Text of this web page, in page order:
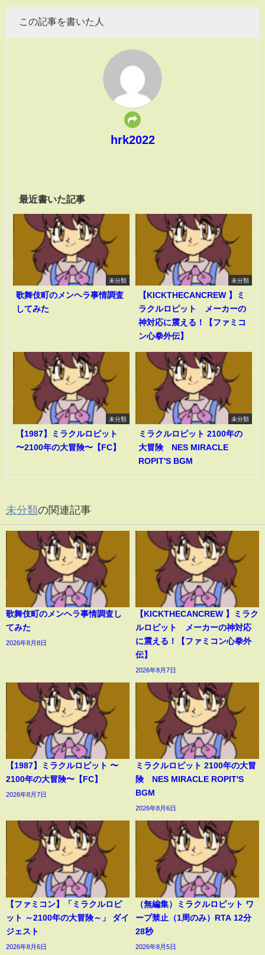
この記事を書いた人
hrk2022
最近書いた記事
未分類
歌舞伎町のメンヘラ事情調査
してみた
未分類
【KICKTHECANCREW 】ミ
ラクルロピット メーカーの
神対応に震える！【ファミコ
ン心拳外伝】
未分類
【1987】ミラクルロピット
〜2100年の大冒険〜【FC】
未分類
ミラクルロピット 2100年の
大冒険 NES MIRACLE
ROPIT'S BGM
未分類の関連記事
歌舞伎町のメンヘラ事情調査し
てみた
2026年8月8日
【KICKTHECANCREW 】ミラク
ルロピット メーカーの神対応
に震える！【ファミコン心拳外
伝】
2026年8月7日
【1987】ミラクルロピット 〜
2100年の大冒険〜【FC】
2026年8月7日
ミラクルロピット 2100年の大冒
険 NES MIRACLE ROPIT'S
BGM
2026年8月6日
【ファミコン】「ミラクルロピ
ット ～2100年の大冒険～」 ダイ
ジェスト
2026年8月6日
（無編集）ミラクルロピット ワ
ープ禁止（1周のみ）RTA 12分
28秒
2026年8月5日